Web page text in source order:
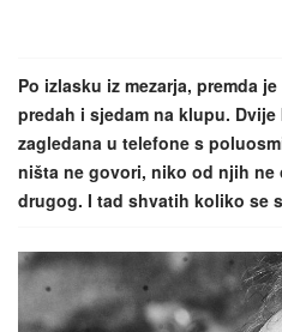
i
g
a
t
i
n
Po izlasku iz mezarja, premda
predah i sjedam na klupu.
zagledana u telefone s
ništa ne govori, niko od njih ne
drugog. I tad shvatih koliko se